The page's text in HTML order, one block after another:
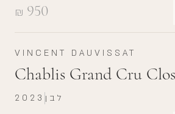
₪ 950
VINCENT DAUVISSAT
Chablis Grand Cru
2023 לבן